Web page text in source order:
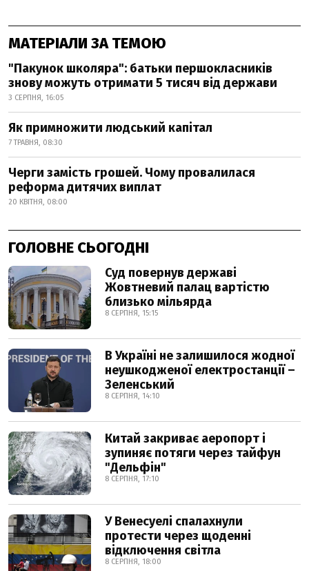
МАТЕРІАЛИ ЗА ТЕМОЮ
"Пакунок школяра": батьки першокласників
знову можуть отримати 5 тисяч від держави
3 СЕРПНЯ, 16:05
Як примножити людський капітал
7 ТРАВНЯ, 08:30
Черги замість грошей. Чому провалилася
реформа дитячих виплат
20 КВІТНЯ, 08:00
ГОЛОВНЕ СЬОГОДНІ
Суд повернув державі
Жовтневий палац вартістю
близько мільярда
8 СЕРПНЯ, 15:15
В Україні не залишилося жодної
неушкодженої електростанції –
Зеленський
8 СЕРПНЯ, 14:10
Китай закриває аеропорт і
зупиняє потяги через тайфун
"Дельфін"
8 СЕРПНЯ, 17:10
У Венесуелі спалахнули
протести через щоденні
відключення світла
8 СЕРПНЯ, 18:00